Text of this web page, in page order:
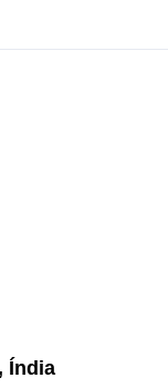
Índia